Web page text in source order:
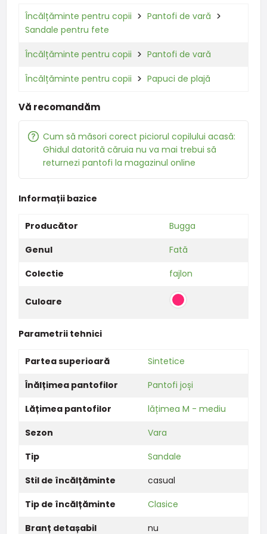
Încălțăminte pentru copii
Pantofi de vară
Sandale pentru fete
Încălțăminte pentru copii Pantofi de vară
Încălțăminte pentru copii Papuci de plajă
Vă recomandăm
Cum să măsori corect piciorul copilului acasă:
Ghidul datorită căruia nu va mai trebui să
returnezi pantofi la magazinul online
Informații bazice
Producător
Bugga
Genul
Fată
Colectie
fajlon
Culoare
Parametrii tehnici
Partea superioară
Sintetice
Înălțimea pantofilor
Pantofi joși
Lățimea pantofilor
lățimea M - mediu
Sezon
Vara
Tip
Sandale
Stil de încălțăminte
casual
Tip de încălțăminte
Clasice
Branț detașabil
nu